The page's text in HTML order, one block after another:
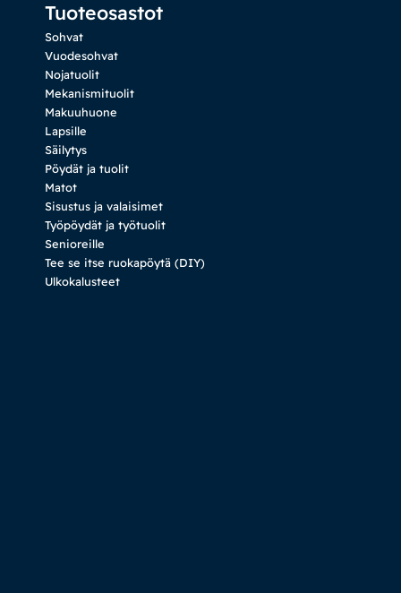
Tuoteosastot
Sohvat
Vuodesohvat
Nojatuolit
Mekanismituolit
Makuuhuone
Lapsille
Säilytys
Pöydät ja tuolit
Matot
Sisustus ja valaisimet
Työpöydät ja työtuolit
Senioreille
Tee se itse ruokapöytä (DIY)
Ulkokalusteet